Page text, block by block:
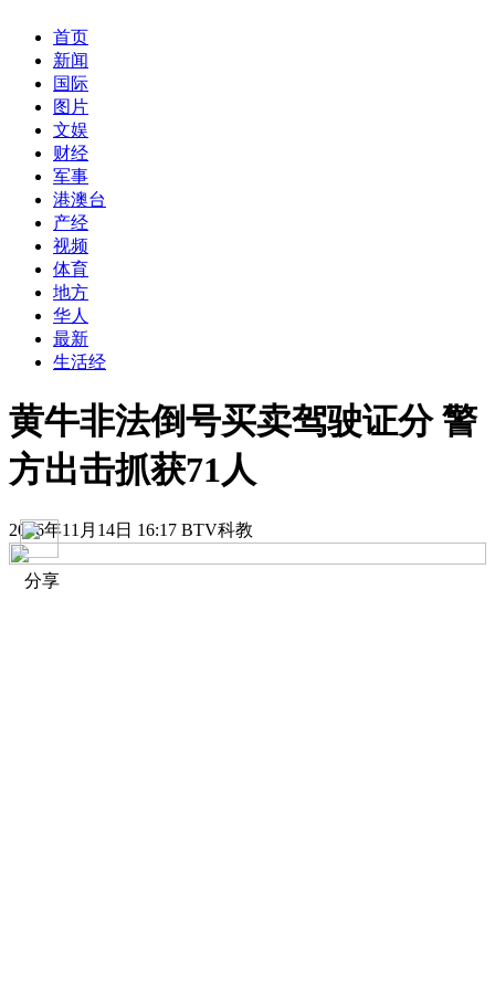
首页
新闻
国际
图片
文娱
财经
军事
港澳台
产经
视频
体育
地方
华人
最新
生活经
黄牛非法倒号买卖驾驶证分 警
方出击抓获71人
2016年11月14日 16:17 BTV科教
分享